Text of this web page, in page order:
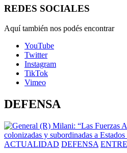
REDES SOCIALES
Aquí también nos podés encontrar
YouTube
Twitter
Instagram
TikTok
Vimeo
DEFENSA
ACTUALIDAD DEFENSA